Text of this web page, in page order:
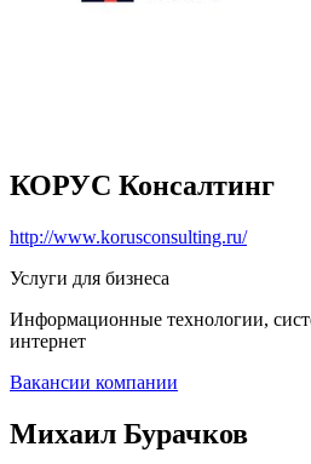
КОРУС Консалтинг
http://www.korusconsulting.ru/
Услуги для бизнеса
Информационные технологии,
интернет
Вакансии компании
Михаил Бурачков